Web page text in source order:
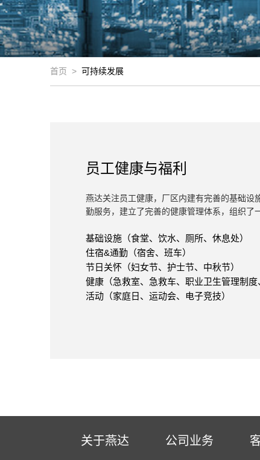
首页 > 可持续发展
员工健康与福利
燕达关注员工健康，厂区内建有完善的基础设
勤服务，建立了完善的健康管理体系，组织了
基础设施（食堂、饮水、厕所、休息处）
住宿&通勤（宿舍、班车）
节日关怀（妇女节、护士节、中秋节）
健康（急救室、急救车、职业卫生管理制度
活动（家庭日、运动会、电子竞技）
关于燕达 公司业务